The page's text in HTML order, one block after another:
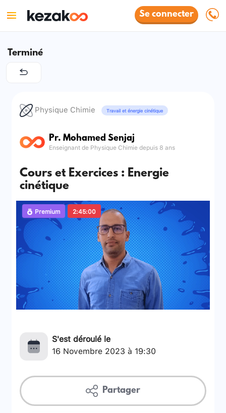
Se connecter
Terminé
Physique Chimie Travail et énergie cinétique
Pr. Mohamed Senjaj
Enseignant de Physique Chimie depuis 8 ans
Cours et Exercices : Energie
cinétique
Premium 2:45:00
S'est déroulé le
16 Novembre 2023 à 19:30
Partager